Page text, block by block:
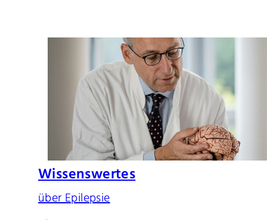
Wissenswertes
über Epilepsie